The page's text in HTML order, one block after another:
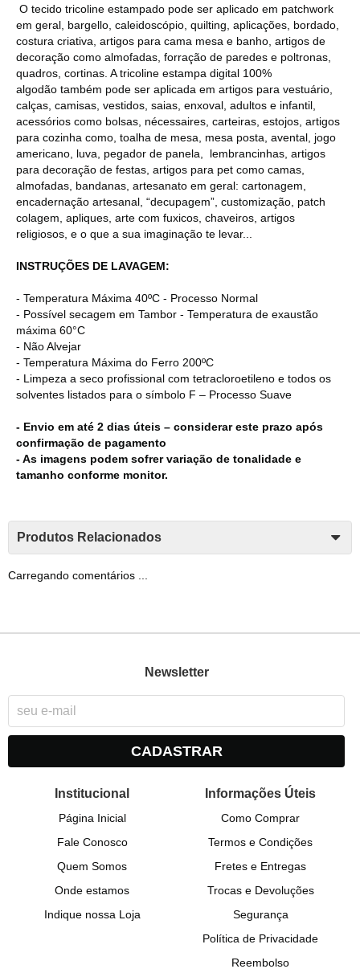
O tecido tricoline estampado pode ser aplicado em patchwork
em geral, bargello, caleidoscópio, quilting, aplicações, bordado,
costura criativa, artigos para cama mesa e banho, artigos de
decoração como almofadas, forração de paredes e poltronas,
quadros, cortinas. A tricoline estampa digital 100%
algodão também pode ser aplicada em artigos para vestuário,
calças, camisas, vestidos, saias, enxoval, adultos e infantil,
acessórios como bolsas, nécessaires, carteiras, estojos, artigos
para cozinha como, toalha de mesa, mesa posta, avental, jogo
americano, luva, pegador de panela, lembrancinhas, artigos
para decoração de festas, artigos para pet como camas,
almofadas, bandanas, artesanato em geral: cartonagem,
encadernação artesanal, “decupagem”, customização, patch
colagem, apliques, arte com fuxicos, chaveiros, artigos
religiosos, e o que a sua imaginação te levar...
INSTRUÇÕES DE LAVAGEM:
- Temperatura Máxima 40ºC - Processo Normal
- Possível secagem em Tambor - Temperatura de exaustão
máxima 60°C
- Não Alvejar
- Temperatura Máxima do Ferro 200ºC
- Limpeza a seco profissional com tetracloroetileno e todos os
solventes listados para o símbolo F – Processo Suave
- Envio em até 2 dias úteis – considerar este prazo após
confirmação de pagamento
- As imagens podem sofrer variação de tonalidade e
tamanho conforme monitor.
Produtos Relacionados
Carregando comentários ...
Newsletter
CADASTRAR
Institucional
Página Inicial
Fale Conosco
Quem Somos
Onde estamos
Indique nossa Loja
Informações Úteis
Como Comprar
Termos e Condições
Fretes e Entregas
Trocas e Devoluções
Segurança
Política de Privacidade
Reembolso